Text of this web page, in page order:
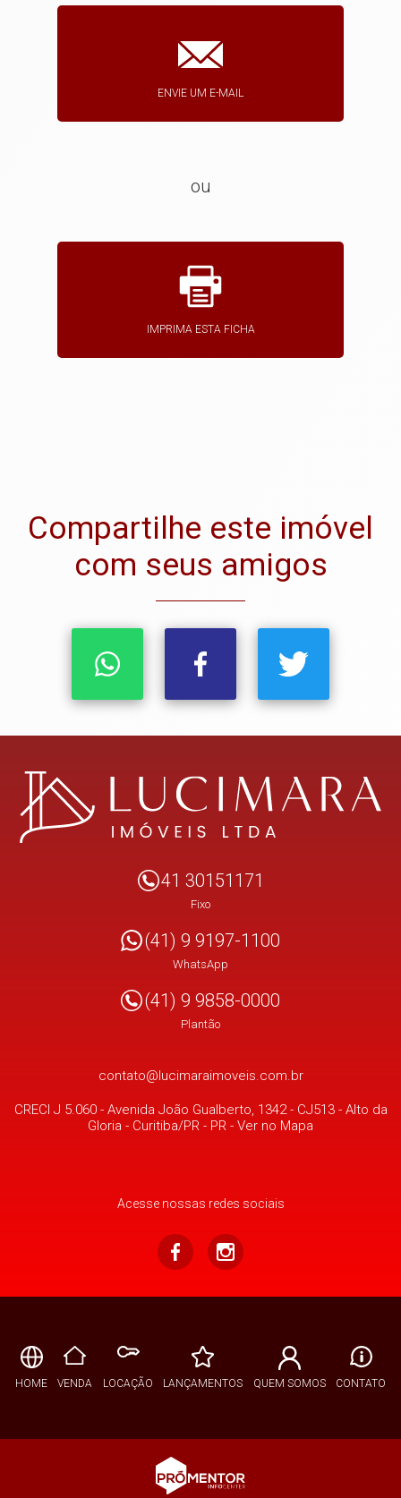
ENVIE UM E-MAIL
ou
IMPRIMA ESTA FICHA
Compartilhe este imóvel
com seus amigos
41 30151171
Fixo
(41) 9 9197-1100
WhatsApp
(41) 9 9858-0000
Plantão
contato@lucimaraimoveis.com.br
CRECI J 5.060 - Avenida João Gualberto, 1342 - CJ513- Alto da
Gloria - Curitiba/PR - PR - Ver no Mapa
Acesse nossas redes sociais
HOME VENDA LOCAÇÃO LANÇAMENTOS QUEM SOMOS CONTATO